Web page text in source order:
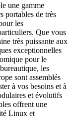
une gamme
portables de très
les
Que vous
très puissante aux
exceptionnelles
pour le
les
sont assemblés
à vos besoins et à
et évolutifs
offrent une
Linux et